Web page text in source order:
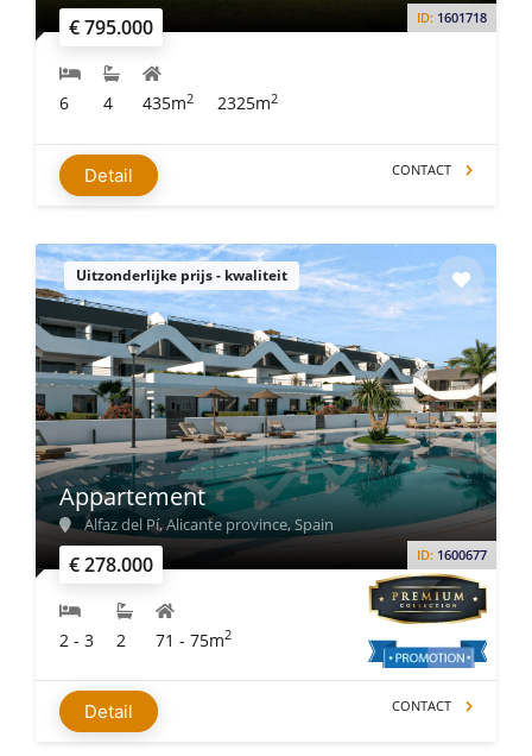
€ 795.000 ID: 1601718
6 4 435m2 2325m2
Detail CONTACT
Uitzonderlijke prijs - kwaliteit
€ 278.000 ID: 1600677
Appartement
Alfaz del Pí, Alicante province, Spain
2 - 3 2 71 - 75m2
Detail CONTACT